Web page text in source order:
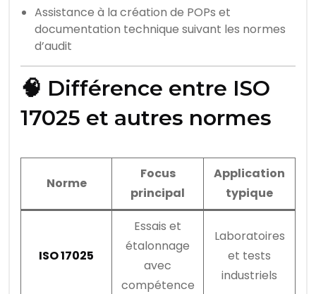
Assistance à la création de POPs et
documentation technique suivant les normes
d’audit
🧠 Différence entre ISO
17025 et autres normes
Norme
Focus
principal
Application
typique
ISO 17025
Essais et
étalonnage
avec
compétence
Laboratoires
et tests
industriels